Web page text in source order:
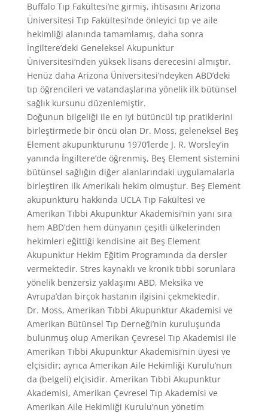
Buffalo Tıp Fakültesi’ne girmiş, ihtisasını Arizona
Üniversitesi Tıp Fakültesi’nde önleyici tıp ve aile
hekimliği alanında tamamlamış, daha sonra
İngiltere’deki Geneleksel Akupunktur
Üniversitesi’nden yüksek lisans derecesini almıştır.
Henüz daha Arizona Üniversitesi’ndeyken ABD’deki
tıp öğrencileri ve vatandaşlarına yönelik ilk bütünsel
sağlık kursunu düzenlemiştir.
Doğunun bilgeliği ile en iyi bütüncül tıp pratiklerini
birleştirmede bir öncü olan Dr. Moss, geleneksel Beş
Element akupunkturunu 1970’lerde J. R. Worsley’in
yanında İngiltere’de öğrenmiş, Beş Element sistemini
bütünsel sağlığın diğer alanlarındaki uygulamalarla
birleştiren ilk Amerikalı hekim olmuştur. Beş Element
akupunkturu hakkında UCLA Tıp Fakültesi ve
Amerikan Tıbbi Akupunktur Akademisi’nin yanı sıra
hem ABD’den hem dünyanın çeşitli ülkelerinden
hekimleri eğittiği kendisine ait Beş Element
Akupunktur Hekim Eğitim Programında da dersler
vermektedir. Stres kaynaklı ve kronik tıbbi sorunlara
yönelik benzersiz yaklaşımı ABD, Meksika ve
Avrupa’dan birçok hastanın ilgisini çekmektedir.
Dr. Moss, Amerikan Tıbbi Akupunktur Akademisi ve
Amerikan Bütünsel Tıp Derneği’nin kuruluşunda
bulunmuş olup Amerikan Çevresel Tıp Akademisi ile
Amerikan Tıbbi Akupunktur Akademisi’nin üyesi ve
elçisidir; ayrıca Amerikan Aile Hekimliği Kurulu’nun
da (belgeli) elçisidir. Amerikan Tıbbi Akupunktur
Akademisi, Amerikan Çevresel Tıp Akademisi ve
Amerikan Aile Hekimliği Kurulu’nun yönetim